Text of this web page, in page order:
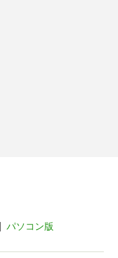
パソコン版